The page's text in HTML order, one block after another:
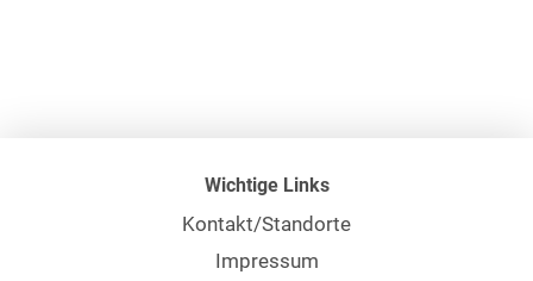
Wichtige Links
Kontakt/Standorte
Impressum